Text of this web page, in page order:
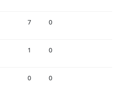
7 0
1 0
0 0